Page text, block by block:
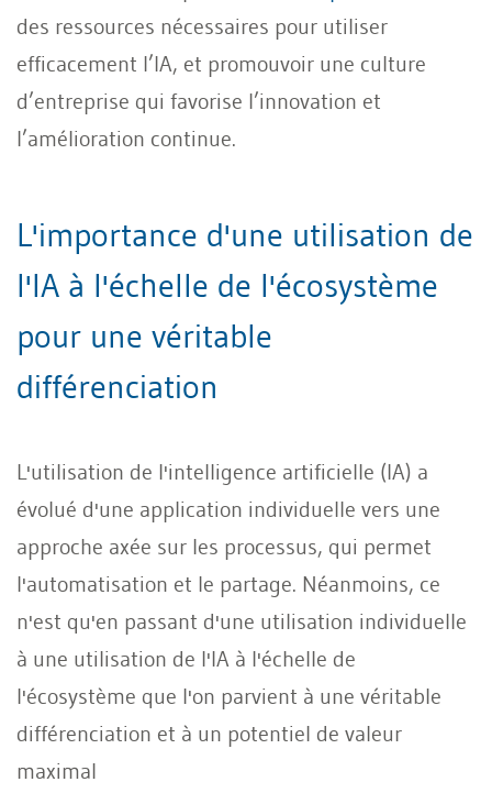
des ressources nécessaires pour utiliser
efficacement l’IA, et promouvoir une culture
d’entreprise qui favorise l’innovation et
l’amélioration continue.
L'importance d'une utilisation de
l'IA à l'échelle de l'écosystème
pour une véritable
différenciation
L'utilisation de l'intelligence artificielle (IA) a
évolué d'une application individuelle vers une
approche axée sur les processus, qui permet
l'automatisation et le partage. Néanmoins, ce
n'est qu'en passant d'une utilisation individuelle
à une utilisation de l'IA à l'échelle de
l'écosystème que l'on parvient à une véritable
différenciation et à un potentiel de valeur
maximal